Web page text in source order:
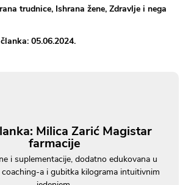
trudnice, Ishrana žene, Zdravlje i nega
05.06.2024.
Milica Zarić Magistar
farmacije
i suplementacije, dodatno edukovana u
a i gubitka kilograma intuitivnim